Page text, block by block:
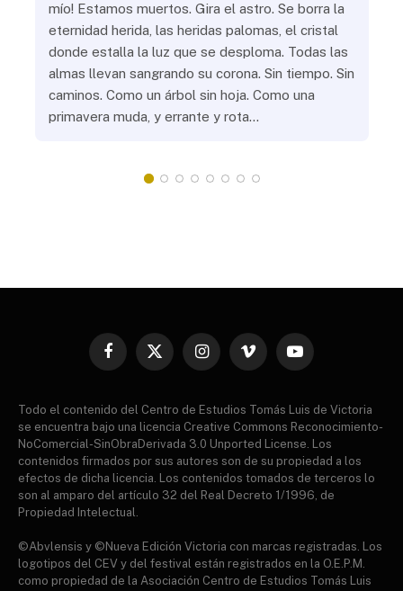
mío! Estamos muertos. Gira el astro. Se borra la
eternidad herida, las heridas palomas, el cristal
donde estalla la luz que se desploma. Todas las
almas llevan sangrando su corona. Sin tiempo. Sin
caminos. Como un árbol sin hoja. Como una
primavera muda, y errante y rota…
Facebook
X
InstagramVimeo YouTube
Todo el contenido del Centro de Estudios Tomás Luis de Victoria
se encuentra bajo una licencia Creative Commons Reconocimiento-
NoComercial-SinObraDerivada 3.0 Unported License. Los
contenidos firmados por sus autores son de su propiedad a los
efectos de dicha licencia. Los contenidos tomados de terceros lo
son al amparo del artículo 32 del Real Decreto 1/1996, de
Propiedad Intelectual.
©Abvlensis y ©Nueva Edición Victoria con marcas registradas. Los
logotipos del CEV y del festival están registrados en la O.E.P.M.
como propiedad de la Asociación Centro de Estudios Tomás Luis